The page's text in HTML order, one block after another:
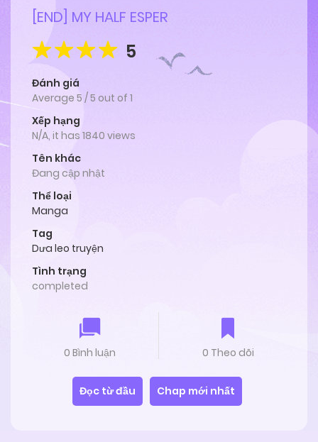
[END] MY HALF ESPER
5
Đánh giá
Average 5 /5 out of 1
Xếp hạng
N/A, it has 1840 views
Tên khác
Đang cập nhật
Thể loại
Manga
Tag
Dưa leo truyện
Tình trạng
completed
0 Bình luận 0 Theo dõi
Đọc từ đầu Chap mới nhất